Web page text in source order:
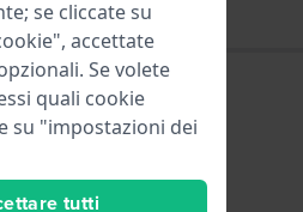
2025
se cliccate su
accettate
Se volete
quali cookie
su "impostazioni dei
tutti